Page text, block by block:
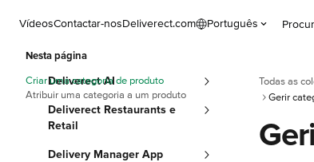
VídeosContactar-nosDeliverect.com Português
Deliverect AI
Deliverect Restaurants e
Retail
Delivery Manager App
Todas as
Gerir
Nesta página
Criar uma categoria de produto
Atribuir uma categoria a um produto